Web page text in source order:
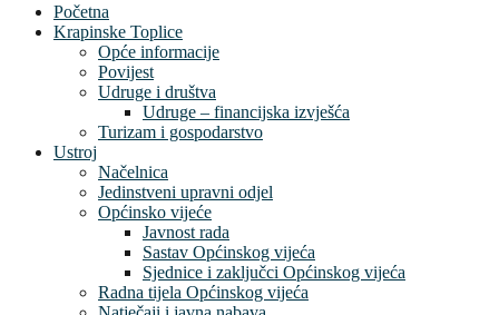
Početna
Krapinske Toplice
Opće informacije
Povijest
Udruge i društva
Udruge – financijska izvješća
Turizam i gospodarstvo
Ustroj
Načelnica
Jedinstveni upravni odjel
Općinsko vijeće
Javnost rada
Sastav Općinskog vijeća
Sjednice i zaključci Općinskog vijeća
Radna tijela Općinskog vijeća